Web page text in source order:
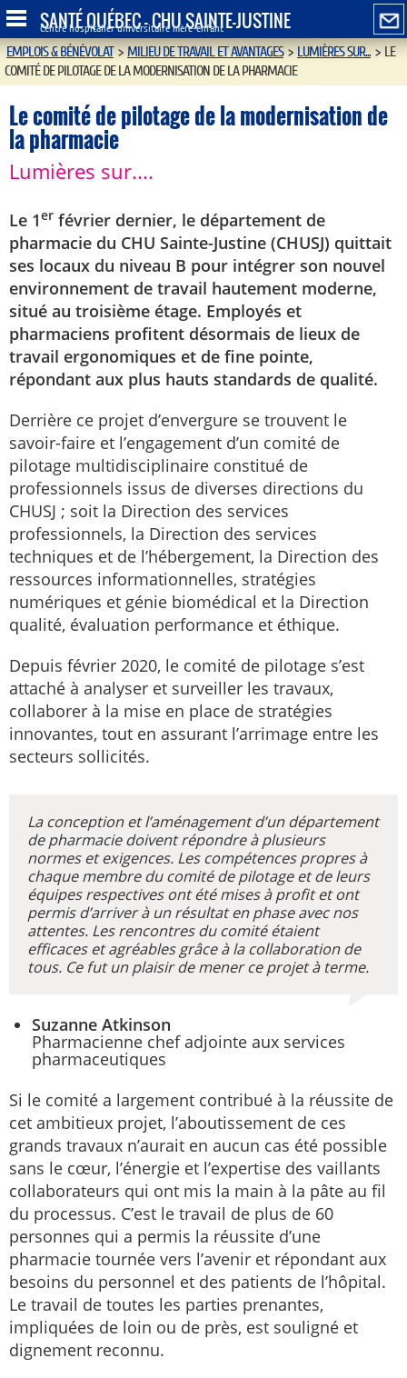
SANTÉ QUÉBEC - CHU SAINTE-JUSTINE
Centre hospitalier universitaire mère-enfant
EMPLOIS & BÉNÉVOLAT>MILIEU DE TRAVAIL ET AVANTAGES>LUMIÈRES SUR...>LE
COMITÉ DE PILOTAGE DE LA MODERNISATION DE LA PHARMACIE
Le comité de pilotage de la modernisation de
la pharmacie
Lumières sur....
Le 1er février dernier, le département de
pharmacie du CHU Sainte-Justine (CHUSJ) quittait
ses locaux du niveau B pour intégrer son nouvel
environnement de travail hautement moderne,
situé au troisième étage. Employés et
pharmaciens profitent désormais de lieux de
travail ergonomiques et de fine pointe,
répondant aux plus hauts standards de qualité.
Derrière ce projet d’envergure se trouvent le
savoir-faire et l’engagement d’un comité de
pilotage multidisciplinaire constitué de
professionnels issus de diverses directions du
CHUSJ ; soit la Direction des services
professionnels, la Direction des services
techniques et de l’hébergement, la Direction des
ressources informationnelles, stratégies
numériques et génie biomédical et la Direction
qualité, évaluation performance et éthique.
Depuis février 2020, le comité de pilotage s’est
attaché à analyser et surveiller les travaux,
collaborer à la mise en place de stratégies
innovantes, tout en assurant l’arrimage entre les
secteurs sollicités.
La conception et l’aménagement d’un département
de pharmacie doivent répondre à plusieurs
normes et exigences. Les compétences propres à
chaque membre du comité de pilotage et de leurs
équipes respectives ont été mises à profit et ont
permis d’arriver à un résultat en phase avec nos
attentes. Les rencontres du comité étaient
efficaces et agréables grâce à la collaboration de
tous. Ce fut un plaisir de mener ce projet à terme.
Suzanne Atkinson
Pharmacienne chef adjointe aux services
pharmaceutiques
Si le comité a largement contribué à la réussite de
cet ambitieux projet, l’aboutissement de ces
grands travaux n’aurait en aucun cas été possible
sans le cœur, l’énergie et l’expertise des vaillants
collaborateurs qui ont mis la main à la pâte au fil
du processus. C’est le travail de plus de 60
personnes qui a permis la réussite d’une
pharmacie tournée vers l’avenir et répondant aux
besoins du personnel et des patients de l’hôpital.
Le travail de toutes les parties prenantes,
impliquées de loin ou de près, est souligné et
dignement reconnu.